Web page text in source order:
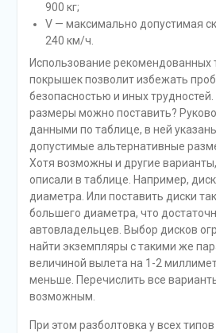
900 кг;
V — максимально допустимая
240 км/ч.
Использование рекомендованных
покрышек позволит избежать
безопасностью и иных
размеры можно поставить?
данными по таблице, в ней
допустимые альтернативные
Хотя возможны и другие
описали в таблице. Например,
диаметра. Или поставить диски
большего диаметра, что
автовладельцев. Выбор дисков
найти экземпляры с такими же
величиной вылета на 1-2
меньше. Перечислить все
возможным.
При этом разболтовка у всех